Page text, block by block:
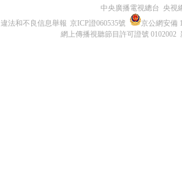
中央廣播電視總台 央視
違法和不良信息舉報 京ICP證060535號
京公網安備
網上傳播視聽節目許可證號 0102002